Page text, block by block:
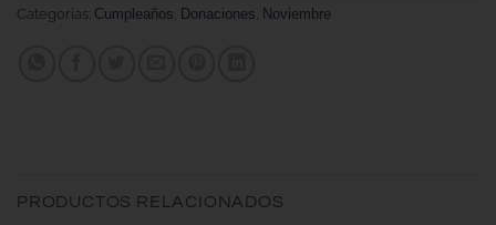
Categorías: Cumpleaños, Donaciones, Noviembre
PRODUCTOS RELACIONADOS